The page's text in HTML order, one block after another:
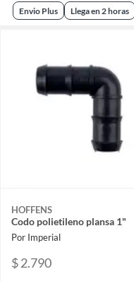
Envio Plus Llega en 2 horas
HOFFENS
Codo polietileno plansa 1"
Por Imperial
$ 2.790